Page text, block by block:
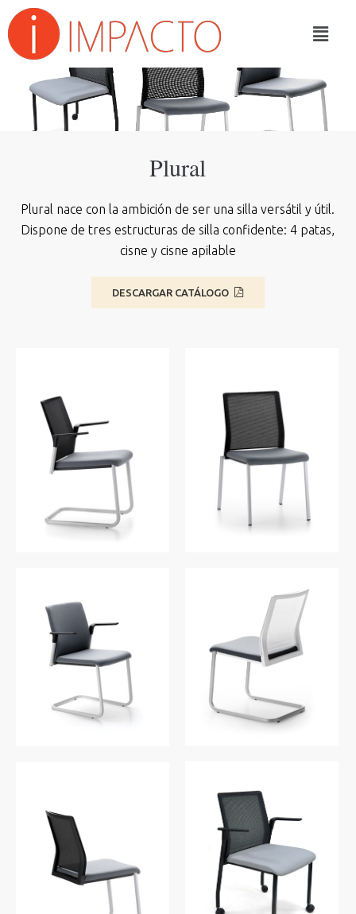
Plural
Plural nace con la ambición de ser una silla versátil y útil.
Dispone de tres estructuras de silla confidente: 4 patas,
cisne y cisne apilable
DESCARGAR CATÁLOGO